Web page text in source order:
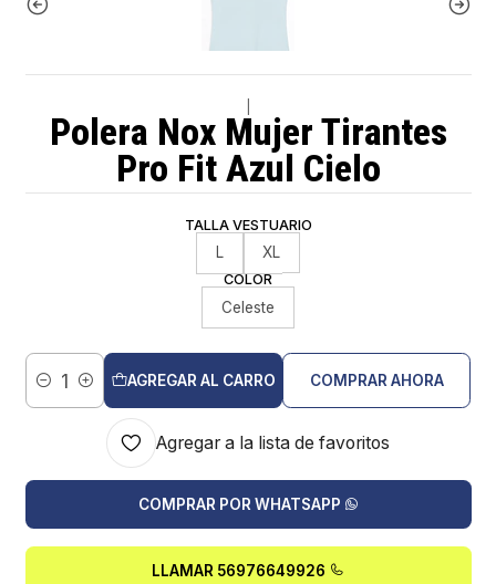
Polera Nox Mujer Tirantes
Pro Fit Azul Cielo
TALLA VESTUARIO
L XL
COLOR
Celeste
Cantidad
AGREGAR AL CARRO COMPRAR AHORA
Agregar a la lista de favoritos
COMPRAR POR WHATSAPP
LLAMAR 56976649926